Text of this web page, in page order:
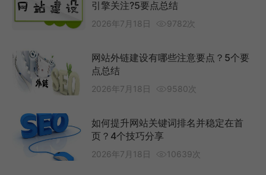
引擎关注?5要点总结
2026年7月18日 9782次
网站外链建设有哪些注意要点？5个要
点总结
2026年7月18日 9580次
如何提升网站关键词排名并稳定在首
页？4个技巧分享
2026年7月18日 10639次